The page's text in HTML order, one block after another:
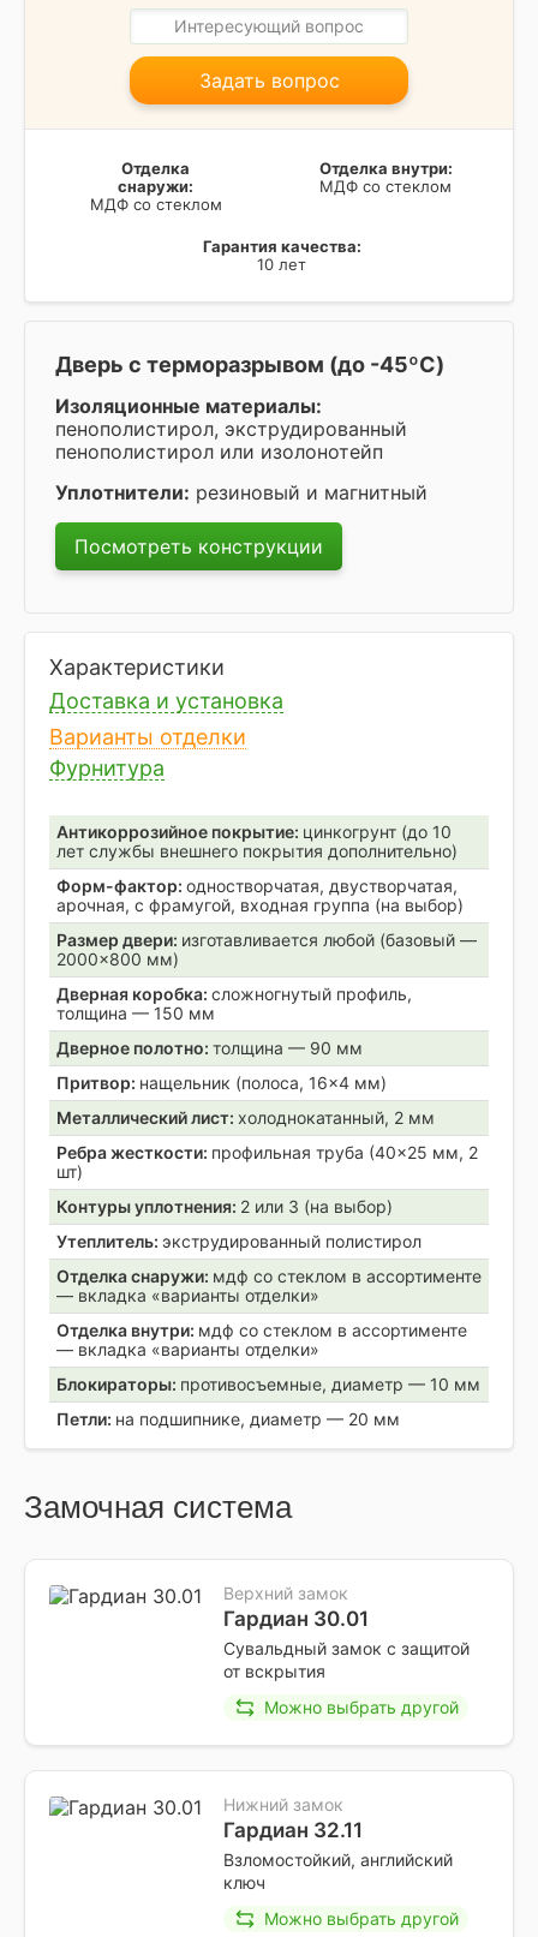
Задать вопрос
Отделка
снаружи:
МДФ со стеклом
Отделка внутри:
МДФ со стеклом
Гарантия качества:
10 лет
Дверь с терморазрывом (до -45ºC)
Изоляционные материалы:
пенополистирол, экструдированный
пенополистирол или изолонотейп
Уплотнители: резиновый и магнитный
Посмотреть конструкции
Характеристики
Доставка и установка
Варианты отделки
Фурнитура
Антикоррозийное покрытие: цинкогрунт (до 10
лет службы внешнего покрытия дополнительно)
Форм-фактор: одностворчатая, двустворчатая,
арочная, с фрамугой, входная группа (на выбор)
Размер двери: изготавливается любой (базовый —
2000×800 мм)
Дверная коробка: сложногнутый профиль,
толщина — 150 мм
Дверное полотно: толщина — 90 мм
Притвор: нащельник (полоса, 16×4 мм)
Металлический лист: холоднокатанный, 2 мм
Ребра жесткости: профильная труба (40×25 мм, 2
шт)
Контуры уплотнения: 2 или 3 (на выбор)
Утеплитель: экструдированный полистирол
Отделка снаружи: мдф со стеклом в ассортименте
— вкладка «варианты отделки»
Отделка внутри: мдф со стеклом в ассортименте
— вкладка «варианты отделки»
Блокираторы: противосъемные, диаметр — 10 мм
Петли: на подшипнике, диаметр — 20 мм
Замочная система
Верхний замок
Гардиан 30.01
Сувальдный замок с защитой
от вскрытия
Можно выбрать другой
Нижний замок
Гардиан 32.11
Взломостойкий, английский
ключ
Можно выбрать другой